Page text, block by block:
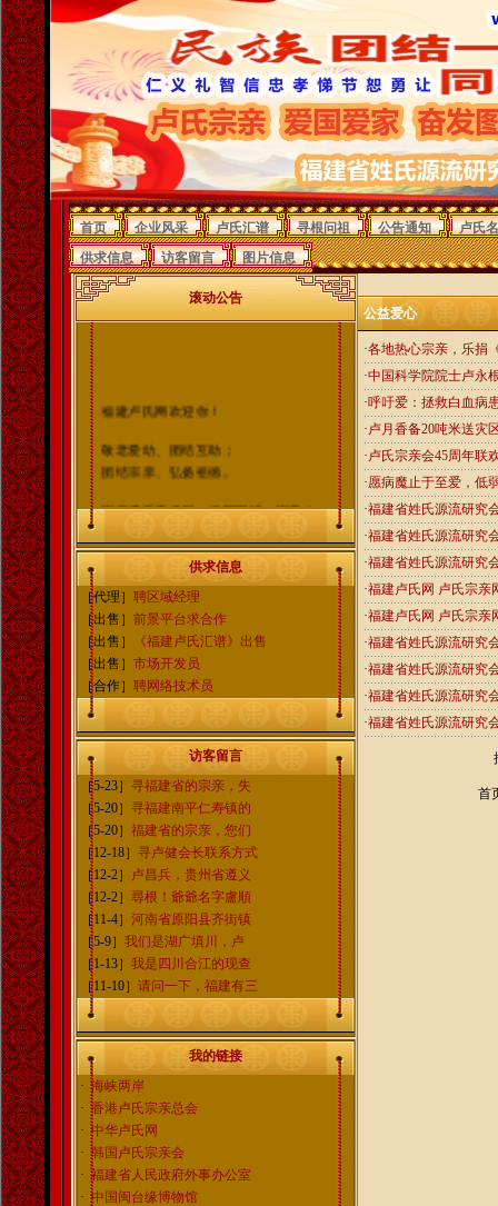
首页 企业风采 卢氏汇谱 寻根问祖 公告通知
卢氏
供求信息
访客留言 图片信息
滚动公告
福建卢氏网欢迎你！
敬老爱幼、团结互助；
团结宗亲、弘扬祖德。
宗亲携手齐发展，祖国团结一家亲！
福建卢氏网信息中心
QQ群：102054015
宗亲高级交流群：109226462
微信公众号：fujianlushi
电子邮箱：fujianlushi@163.com
供求信息
［代理］ 聘区域经理
［出售］ 前景平台求合作
［出售］
《福建卢氏汇谱》出售
［出售］ 市场开发员
［合作］ 聘网络技术员
访客留言
［5-23］ 寻福建省的宗亲，失
［5-20］ 寻福建南平仁寿镇的
［5-20］ 福建省的宗亲，您们
［12-18］ 寻卢健会长联系方式
［12-2］ 卢昌兵，贵州省遵义
［12-2］ 尋根！爺爺名字盧順
［11-4］ 河南省原阳县齐街镇
［5-9］ 我们是湖广填川，卢
［1-13］ 我是四川合江的现查
［11-10］ 请问一下，福建有三
我的链接
·海峡两岸
·香港卢氏宗亲总会
·中华卢氏网
·韩国卢氏宗亲会
·福建省人民政府外事办公室
·中国闽台缘博物馆
公益爱心
·各地热心宗亲，乐捐
·中国科学院院士卢永
·呼吁爱：拯救白血病
·卢月香备20吨米送灾
·卢氏宗亲会45周年联
·愿病魔止于至爱，低
·福建省姓氏源流研究
·福建省姓氏源流研究
·福建省姓氏源流研究
·福建卢氏网 卢氏宗亲
·福建卢氏网 卢氏宗亲
·福建省姓氏源流研究
·福建省姓氏源流研究
·福建省姓氏源流研究
·福建省姓氏源流研究
首